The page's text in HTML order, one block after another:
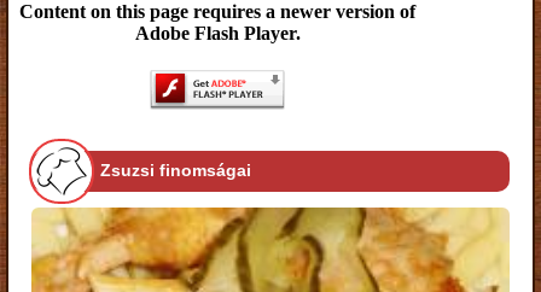
Content on this page requires a newer version of
Adobe Flash Player.
Zsuzsi finomságai